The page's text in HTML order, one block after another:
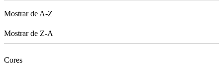
Mostrar de A-Z
Mostrar de Z-A
Cores